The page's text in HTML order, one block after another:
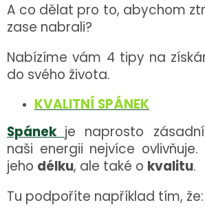
A co dělat pro to, abychom
zase nabrali?
Nabízíme vám 4 tipy na
do svého života.
KVALITNÍ SPÁNEK
Spánek je naprosto
naši energii nejvíce
jeho délku, ale také o kvalitu.
Tu podpoříte například tím, že: